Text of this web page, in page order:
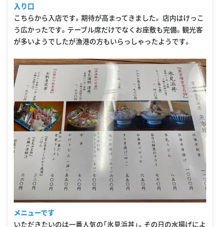
入り口
こちらから入店です。期待が高まってきました。 店内はけっこ
う広かったです。テーブル席だけでなくお座敷も完備。観光客
が多いようでしたが漁港の方もいらっしゃったようです。
メニューです
いただきたいのは一番人気の「氷見浜丼」。その日の水揚げによ